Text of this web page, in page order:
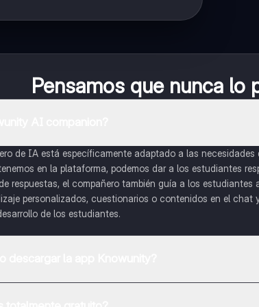
Pensamos que nunca lo
de IA está específicamente adaptado a las
en la plataforma, podemos dar a los estudiantes
respuestas, el compañero también guía a los estudiantes
personalizados, cuestionarios o contenidos en el chat
de los estudiantes.